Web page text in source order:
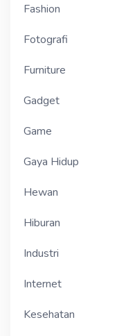
Fashion
Fotografi
Furniture
Gadget
Game
Gaya Hidup
Hewan
Hiburan
Industri
Internet
Kesehatan